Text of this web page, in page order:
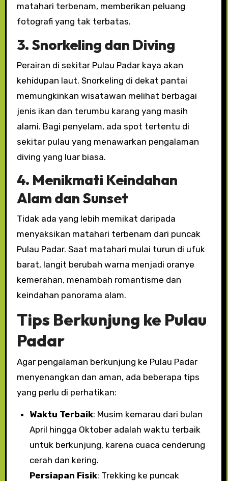
matahari terbenam, memberikan peluang
fotografi yang tak terbatas.
3. Snorkeling dan Diving
Perairan di sekitar Pulau Padar kaya akan
kehidupan laut. Snorkeling di dekat pantai
memungkinkan wisatawan melihat berbagai
jenis ikan dan terumbu karang yang masih
alami. Bagi penyelam, ada spot tertentu di
sekitar pulau yang menawarkan pengalaman
diving yang luar biasa.
4. Menikmati Keindahan
Alam dan Sunset
Tidak ada yang lebih memikat daripada
menyaksikan matahari terbenam dari puncak
Pulau Padar. Saat matahari mulai turun di ufuk
barat, langit berubah warna menjadi oranye
kemerahan, menambah romantisme dan
keindahan panorama alam.
Tips Berkunjung ke Pulau
Padar
Agar pengalaman berkunjung ke Pulau Padar
menyenangkan dan aman, ada beberapa tips
yang perlu di perhatikan:
Waktu Terbaik: Musim kemarau dari bulan
April hingga Oktober adalah waktu terbaik
untuk berkunjung, karena cuaca cenderung
cerah dan kering.
Persiapan Fisik: Trekking ke puncak